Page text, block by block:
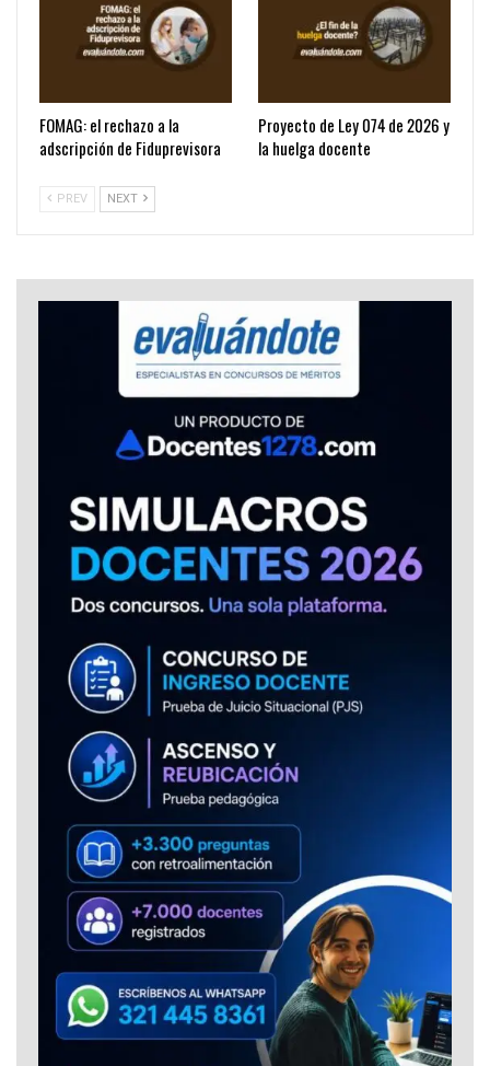
FOMAG: el rechazo a la
adscripción de Fiduprevisora
Proyecto de Ley 074 de 2026 y
la huelga docente
PREV NEXT